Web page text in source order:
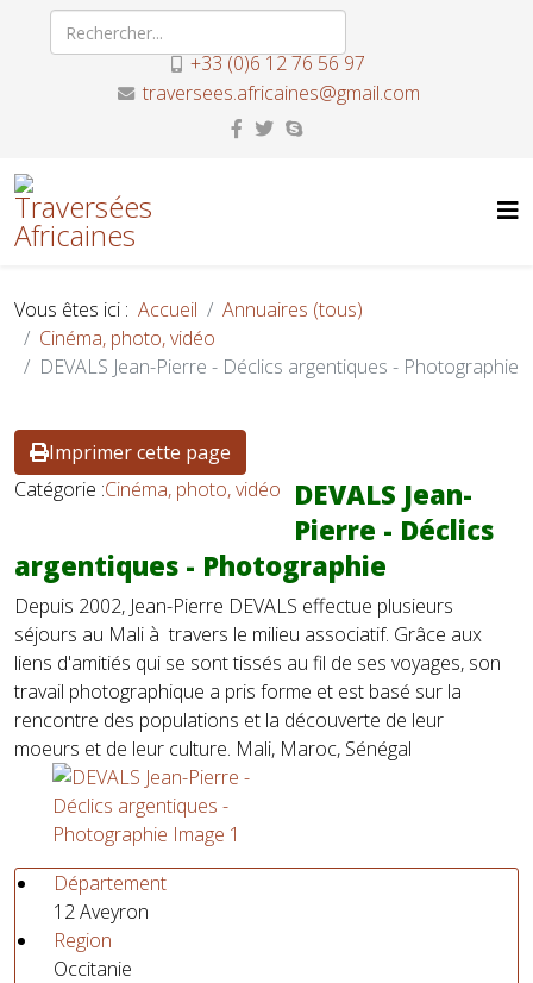
+33 (0)6 12 76 56 97
traversees.africaines@gmail.com
Vous êtes ici : Accueil
Annuaires (tous)
Cinéma, photo, vidéo
DEVALS Jean-Pierre - Déclics argentiques - Photographie
Imprimer cette page
Catégorie :Cinéma, photo, vidéo
DEVALS Jean-
Pierre - Déclics
argentiques - Photographie
Depuis 2002, Jean-Pierre DEVALS effectue plusieurs
séjours au Mali à travers le milieu associatif. Grâce aux
liens d'amitiés qui se sont tissés au fil de ses voyages, son
travail photographique a pris forme et est basé sur la
rencontre des populations et la découverte de leur
moeurs et de leur culture. Mali, Maroc, Sénégal
Département
12 Aveyron
Region
Occitanie